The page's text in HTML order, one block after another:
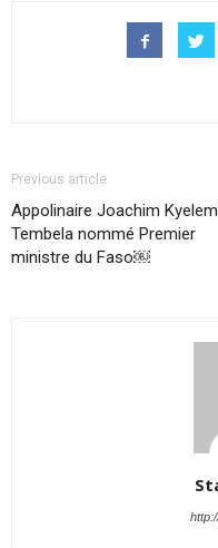
Previous article
Appolinaire Joachim
Tembela nommé Premier
ministre du Faso￼